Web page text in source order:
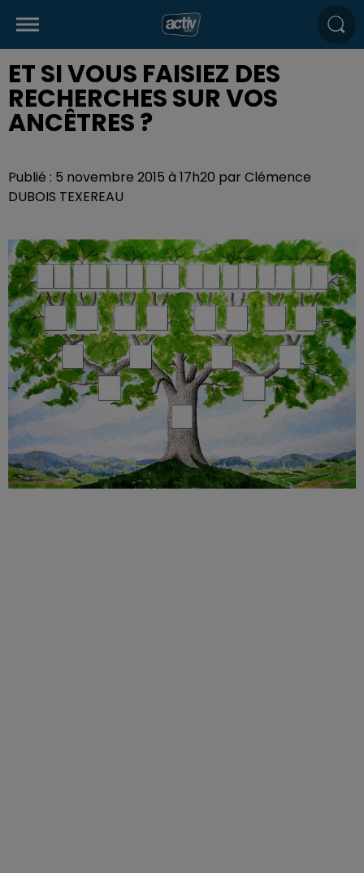
ET SI VOUS FAISIEZ DES
RECHERCHES SUR VOS
ANCÊTRES ?
Publié : 5 novembre 2015 à 17h20 par Clémence
DUBOIS TEXEREAU